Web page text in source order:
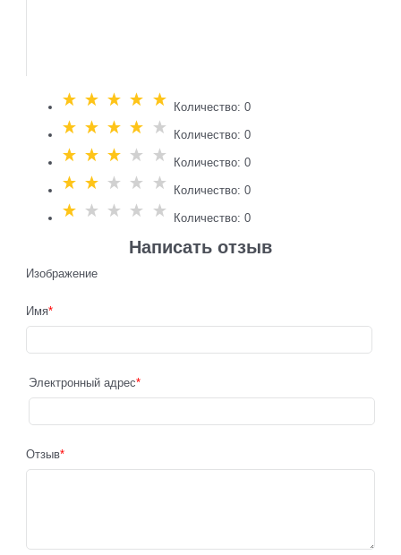
Количество: 0
Количество: 0
Количество: 0
Количество: 0
Количество: 0
Написать отзыв
Изображение
Имя
Электронный адрес
Отзыв